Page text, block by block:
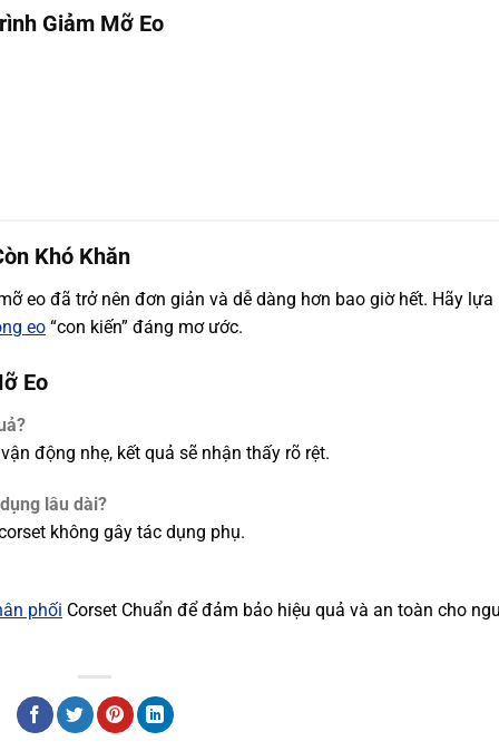
Giảm Mỡ Eo
Khó Khăn
eo đã trở nên đơn giản và dễ dàng hơn bao giờ hết. Hãy lựa
eo “con kiến” đáng mơ ước.
Eo
động nhẹ, kết quả sẽ nhận thấy rõ rệt.
lâu dài?
không gây tác dụng phụ.
phối Corset Chuẩn để đảm bảo hiệu quả và an toàn cho